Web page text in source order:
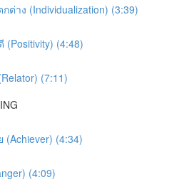
ต่าง (Individualization) (3:39)
(Positivity) (4:48)
(7:11)
(Achiever) (4:34)
(4:09)